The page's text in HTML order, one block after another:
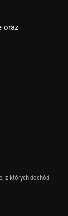
oraz
z których dochód